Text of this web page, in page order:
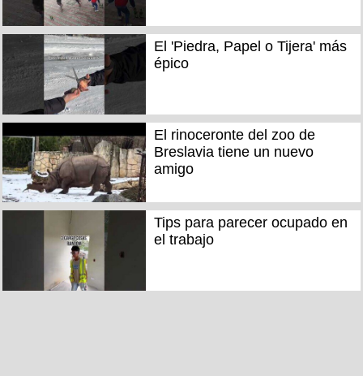
El 'Piedra, Papel o Tijera' más
épico
El rinoceronte del zoo de
Breslavia tiene un nuevo
amigo
Tips para parecer ocupado en
el trabajo